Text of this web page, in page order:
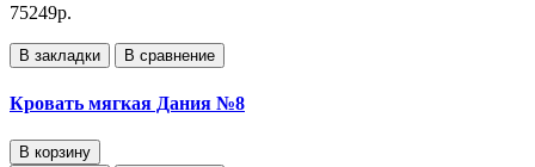
75249р.
В закладки В сравнение
Кровать мягкая Дания №8
В корзину